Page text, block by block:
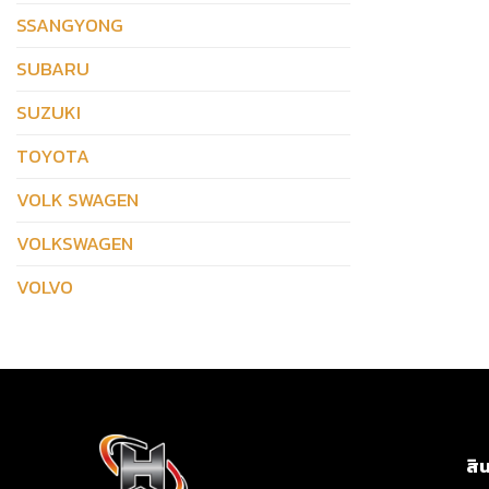
SSANGYONG
SUBARU
SUZUKI
TOYOTA
VOLK SWAGEN
VOLKSWAGEN
VOLVO
สิ